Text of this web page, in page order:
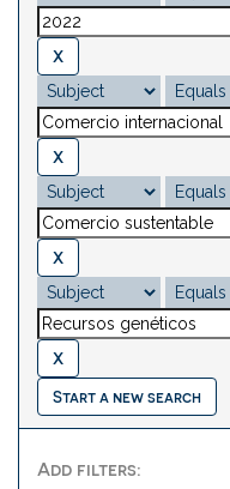
Start a new search
Add filters: